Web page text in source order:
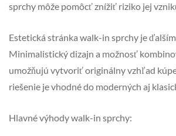
sprchy môže pomôcť znížiť riziko jej
Estetická stránka walk-in sprchy je
Minimalistický dizajn a možnosť
umožňujú vytvoriť originálny vzhľad
riešenie je vhodné do moderných aj
Hlavné výhody walk-in sprchy: